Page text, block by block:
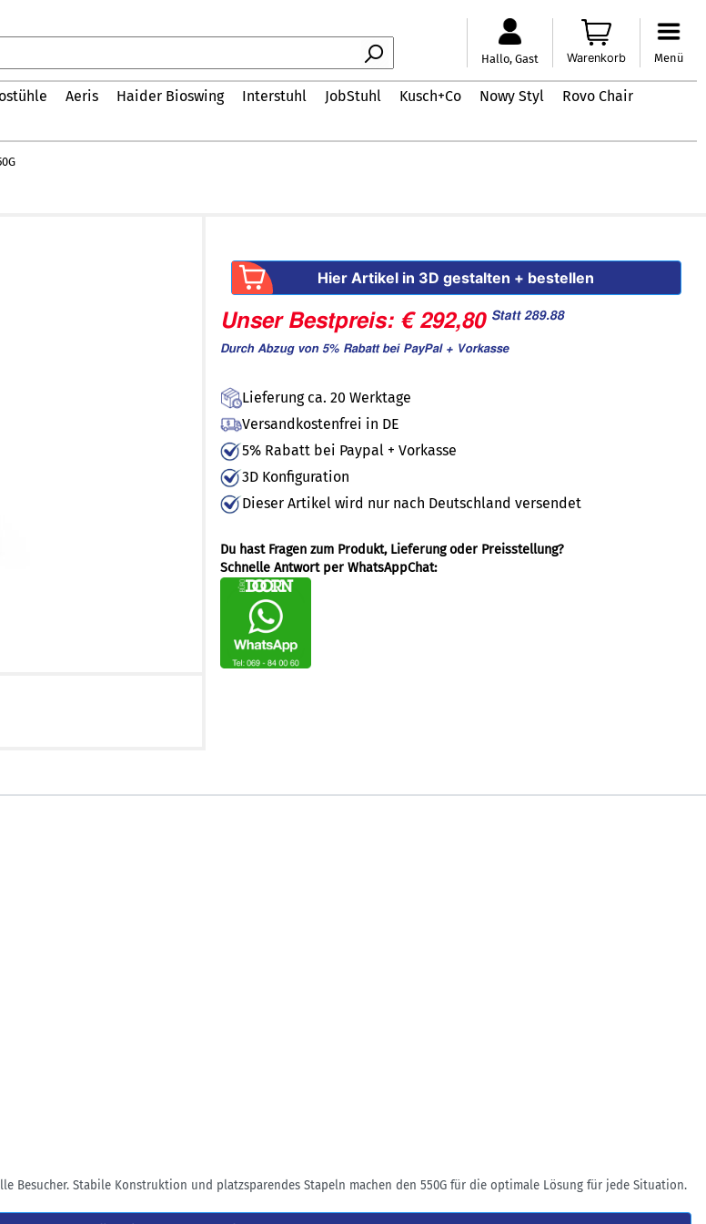
Hallo, Gast Warenkorb Menü
Aeris Haider Bioswing Interstuhl JobStuhl Kusch+Co Nowy Styl
Rovo Chair
Hier Artikel in 3D gestalten + bestellen
Unser Bestpreis: € 292,80 Statt 289.88
Durch Abzug von 5% Rabatt bei PayPal + Vorkasse
Lieferung ca. 20 Werktage
Versandkostenfrei in DE
5% Rabatt bei Paypal + Vorkasse
3D Konfiguration
Dieser Artikel wird nur nach Deutschland versendet
Du hast Fragen zum Produkt, Lieferung oder Preisstellung?
Schnelle Antwort per WhatsAppChat:
Besucher. Stabile Konstruktion und platzsparendes Stapeln machen den 550G für die optimale Lösung für jede Situation.